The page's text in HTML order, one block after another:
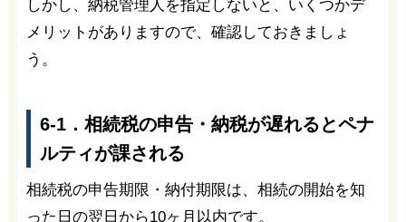
しかし、納税管理人を指定しないと、いくつかデ
メリットがありますので、確認しておきましょ
う。
6-1．相続税の申告・納税が遅れるとペナ
ルティが課される
相続税の申告期限・納付期限は、相続の開始を知
った日の翌日から10ヶ月以内です。